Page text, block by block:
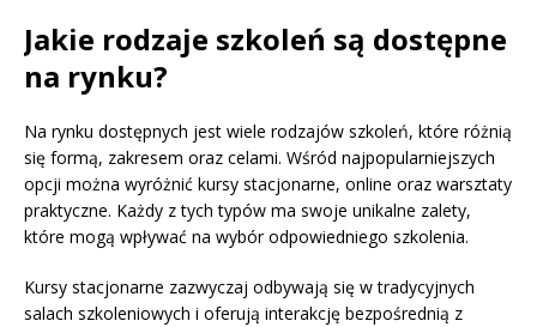
Jakie rodzaje szkoleń są dostępne
na rynku?
Na rynku dostępnych jest wiele rodzajów szkoleń, które różnią
się formą, zakresem oraz celami. Wśród najpopularniejszych
opcji można wyróżnić kursy stacjonarne, online oraz warsztaty
praktyczne. Każdy z tych typów ma swoje unikalne zalety,
które mogą wpływać na wybór odpowiedniego szkolenia.
Kursy stacjonarne zazwyczaj odbywają się w tradycyjnych
salach szkoleniowych i oferują interakcję bezpośrednią z